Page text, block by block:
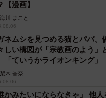
右）とは仲良し
【漫画】
海川 まこと
ネムシを見つめる猫とパパ、
しい構図が「宗教画のよう
「ていうかライオンキング」
梨木 香奈
かみたいにならなきゃ」 他人